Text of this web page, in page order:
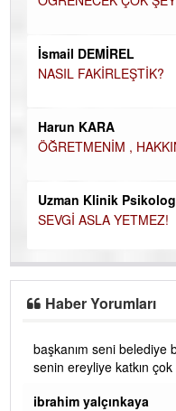
İsmail DEMİREL
NASIL FAKİRLEŞTİK?
Harun KARA
ÖĞRETMENİM ,
Uzman Klinik
SEVGİ ASLA YETMEZ!
Haber Yorumları
başkanım seni belediye
senin ereyliye katkın
ibrahim yalçınkaya